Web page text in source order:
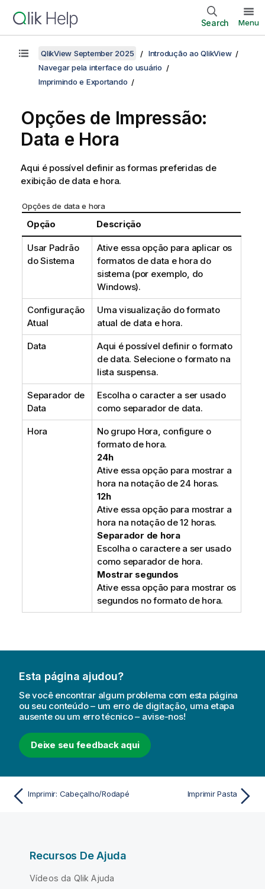
Search Menu
QlikView September 2025
Introdução ao QlikView
Navegar pela interface do usuário
Imprimindo e Exportando
Opções de Impressão:
Data e Hora
Aqui é possível definir as formas preferidas de
exibição de data e hora.
Opções de data e hora
Opção Descrição
Usar Padrão
do Sistema
Ative essa opção para aplicar os
formatos de data e hora do
sistema (por exemplo, do
Windows).
Configuração
Atual
Uma visualização do formato
atual de data e hora.
Data
Aqui é possível definir o formato
de data. Selecione o formato na
lista suspensa.
Separador de
Data
Escolha o caracter a ser usado
como separador de data.
Hora
No grupo Hora, configure o
formato de hora.
24h
Ative essa opção para mostrar a
hora na notação de 24 horas.
12h
Ative essa opção para mostrar a
hora na notação de 12 horas.
Separador de hora
Escolha o caractere a ser usado
como separador de hora.
Mostrar segundos
Ative essa opção para mostrar os
segundos no formato de hora.
Esta página ajudou?
Se você encontrar algum problema com esta página
ou seu conteúdo – um erro de digitação, uma etapa
ausente ou um erro técnico – avise-nos!
Deixe seu feedback aqui
Imprimir: Cabeçalho/Rodapé Imprimir Pasta
Recursos De Ajuda
Vídeos da Qlik Ajuda